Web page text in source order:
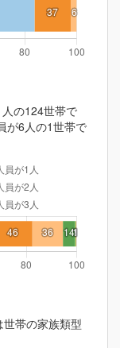
の124世帯で
が6人の1世帯で
帯の家族類型